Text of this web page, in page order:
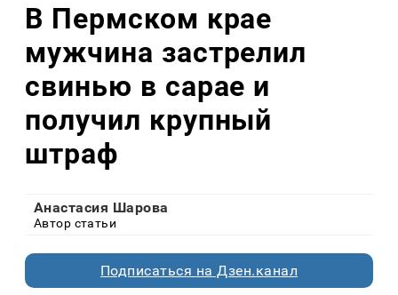
В Пермском крае
мужчина застрелил
свинью в сарае и
получил крупный
штраф
Анастасия Шарова
Автор статьи
Подписаться на Дзен.канал